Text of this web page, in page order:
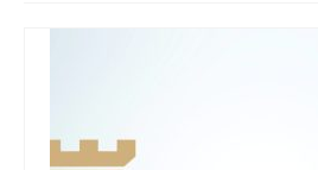
Značajni datumi i manifestacije